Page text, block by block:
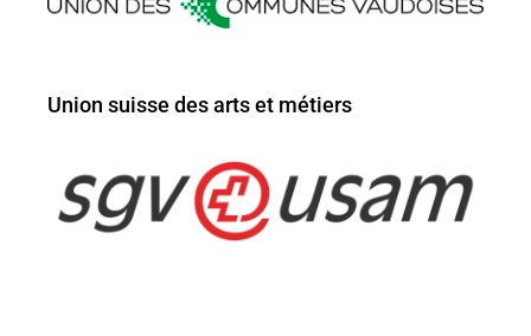
Union suisse des arts et métiers